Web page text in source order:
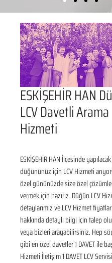
ESKİŞEHİR HAN
LCV Davetli Arama
Hizmeti
ESKİŞEHİR HAN İlçesinde yapılacak
düğününüz için LCV Hizmeti
özel gününüzde size özel
vermek için hazırız. Düğün LCV
detaylarımız ve LCV Hizmet
hakkında detaylı bilgi için talep
veya bizleri arayabilirsiniz. Hep
gibi en özel davetler 1 DAVET ile
Hizmeti İletişim 1 DAVET LCV